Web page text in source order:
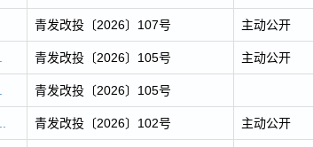
青发改投〔2026〕107号 主动公开
青发改投〔2026〕105号 主动公开
青发改投〔2026〕105号
青发改投〔2026〕102号 主动公开